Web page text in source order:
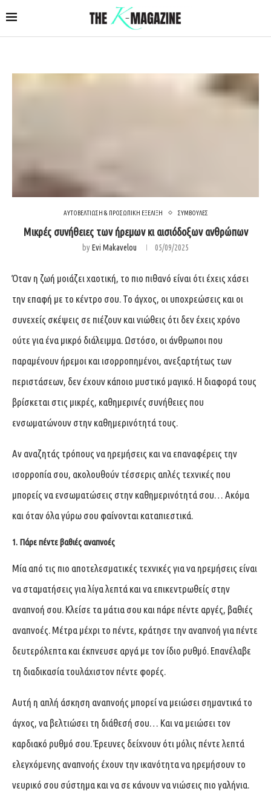
ΑΥΤΟΒΕΛΤΙΩΣΗ & ΠΡΟΣΩΠΙΚΗ ΕΞΕΛΙΞΗ ΣΥΜΒΟΥΛΕΣ
Μικρές συνήθειες των ήρεμων κι αισιόδοξων ανθρώπων
byEvi Makavelou 05/09/2025
Όταν η ζωή μοιάζει χαοτική, το πιο πιθανό είναι ότι έχεις χάσει
την επαφή με το κέντρο σου. Το άγχος, οι υποχρεώσεις και οι
συνεχείς σκέψεις σε πιέζουν και νιώθεις ότι δεν έχεις χρόνο
ούτε για ένα μικρό διάλειμμα. Ωστόσο, οι άνθρωποι που
παραμένουν ήρεμοι και ισορροπημένοι, ανεξαρτήτως των
περιστάσεων, δεν έχουν κάποιο μυστικό μαγικό. Η διαφορά τους
βρίσκεται στις μικρές, καθημερινές συνήθειες που
ενσωματώνουν στην καθημερινότητά τους.
Αν αναζητάς τρόπους να ηρεμήσεις και να επαναφέρεις την
ισορροπία σου, ακολουθούν τέσσερις απλές τεχνικές που
μπορείς να ενσωματώσεις στην καθημερινότητά σου… Ακόμα
και όταν όλα γύρω σου φαίνονται καταπιεστικά.
1. Πάρε πέντε βαθιές αναπνοές
Μία από τις πιο αποτελεσματικές τεχνικές για να ηρεμήσεις είναι
να σταματήσεις για λίγα λεπτά και να επικεντρωθείς στην
αναπνοή σου. Κλείσε τα μάτια σου και πάρε πέντε αργές, βαθιές
αναπνοές. Μέτρα μέχρι το πέντε, κράτησε την αναπνοή για πέντε
δευτερόλεπτα και έκπνευσε αργά με τον ίδιο ρυθμό. Επανέλαβε
τη διαδικασία τουλάχιστον πέντε φορές.
Αυτή η απλή άσκηση αναπνοής μπορεί να μειώσει σημαντικά το
άγχος, να βελτιώσει τη διάθεσή σου… Και να μειώσει τον
καρδιακό ρυθμό σου. Έρευνες δείχνουν ότι μόλις πέντε λεπτά
ελεγχόμενης αναπνοής έχουν την ικανότητα να ηρεμήσουν το
νευρικό σου σύστημα και να σε κάνουν να νιώσεις πιο γαλήνια.